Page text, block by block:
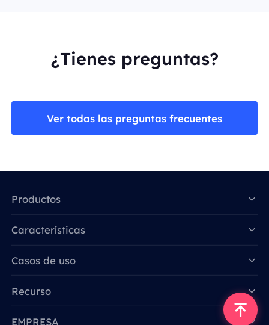
¿Tienes preguntas?
Ver todas las preguntas frecuentes
Productos
Características
Casos de uso
Recurso
EMPRESA